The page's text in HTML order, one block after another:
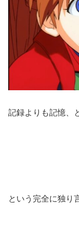
記録よりも記憶、
という完全に独り